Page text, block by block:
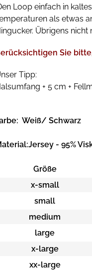
Loop einfach in
als etwas
Übrigens
Sie
Tipp:
+ 5 cm +
Weiß/ Schwarz
- 95%
Größe
x-small
small
medium
large
x-large
xx-large